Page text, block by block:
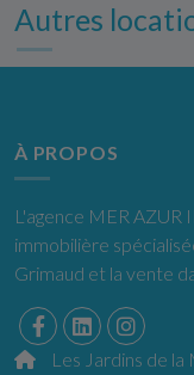
Autres
À PROPOS
L'agence MER
immobilière
Grimaud et la vente
Les Jardins de